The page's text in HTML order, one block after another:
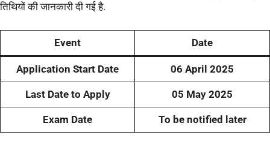
तिथियों की जानकारी दी गई है.
Event Date
Application Start Date 06 April 2025
Last Date to Apply 05 May 2025
Exam Date To be notified later